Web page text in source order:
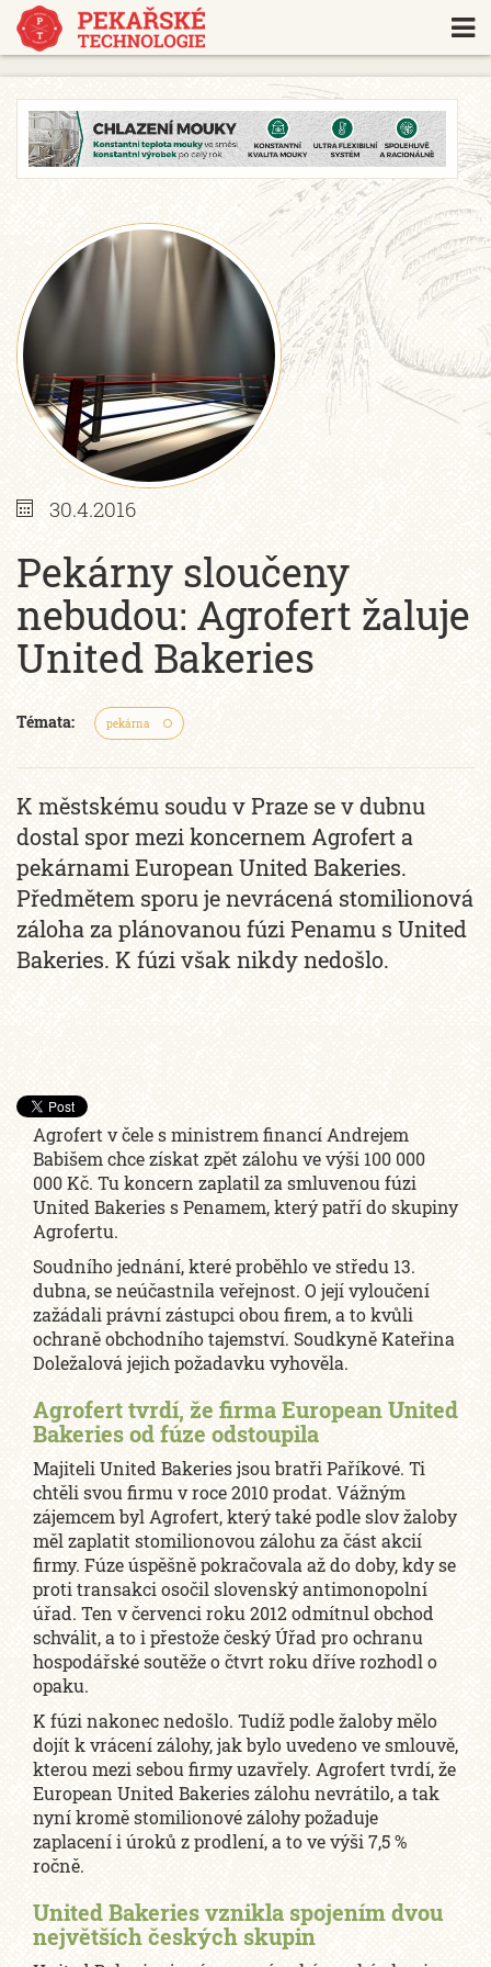
https://www.traditionrolex.com/18
30.4.2016
Pekárny sloučeny
nebudou: Agrofert žaluje
United Bakeries
Témata: pekárna
K městskému soudu v Praze se v dubnu
dostal spor mezi koncernem Agrofert a
pekárnami European United Bakeries.
Předmětem sporu je nevrácená stomilionová
záloha za plánovanou fúzi Penamu s United
Bakeries. K fúzi však nikdy nedošlo.
Agrofert v čele s ministrem financí Andrejem
Babišem chce získat zpět zálohu ve výši 100 000
000 Kč. Tu koncern zaplatil za smluvenou fúzi
United Bakeries s Penamem, který patří do skupiny
Agrofertu.
Soudního jednání, které proběhlo ve středu 13.
dubna, se neúčastnila veřejnost. O její vyloučení
zažádali právní zástupci obou firem, a to kvůli
ochraně obchodního tajemství. Soudkyně Kateřina
Doležalová jejich požadavku vyhověla.
Agrofert tvrdí, že firma European United
Bakeries od fúze odstoupila
Majiteli United Bakeries jsou bratři Paříkové. Ti
chtěli svou firmu v roce 2010 prodat. Vážným
zájemcem byl Agrofert, který také podle slov žaloby
měl zaplatit stomilionovou zálohu za část akcií
firmy. Fúze úspěšně pokračovala až do doby, kdy se
proti transakci osočil slovenský antimonopolní
úřad. Ten v červenci roku 2012 odmítnul obchod
schválit, a to i přestože český Úřad pro ochranu
hospodářské soutěže o čtvrt roku dříve rozhodl o
opaku.
K fúzi nakonec nedošlo. Tudíž podle žaloby mělo
dojít k vrácení zálohy, jak bylo uvedeno ve smlouvě,
kterou mezi sebou firmy uzavřely. Agrofert tvrdí, že
European United Bakeries zálohu nevrátilo, a tak
nyní kromě stomilionové zálohy požaduje
zaplacení i úroků z prodlení, a to ve výši 7,5 %
ročně.
United Bakeries vznikla spojením dvou
největších českých skupin